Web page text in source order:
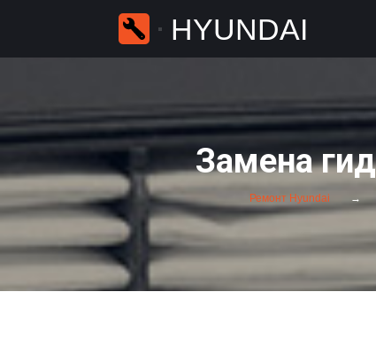
HYUNDAI
Замена
Ремонт Hyundai